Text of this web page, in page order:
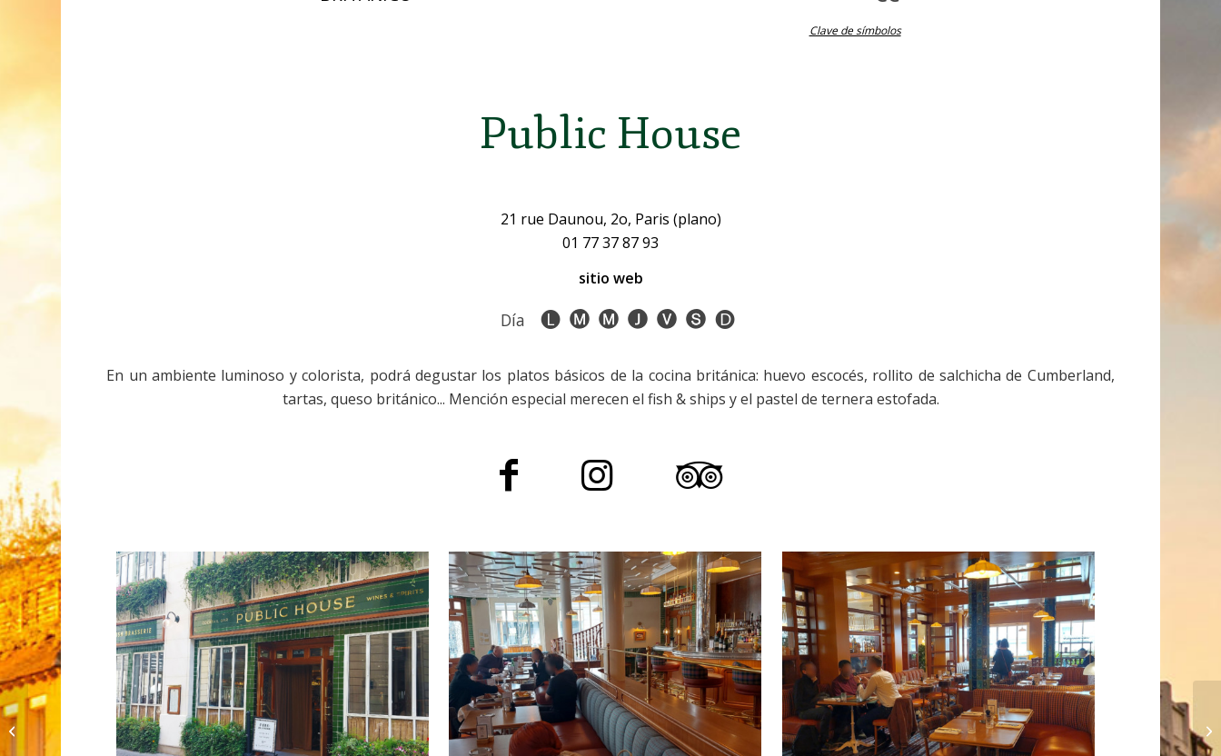
Clave de símbolos
Public House
21 rue Daunou, 2o, Paris (plano)
01 77 37 87 93
sitio web
Día
En un ambiente luminoso y colorista, podrá degustar los platos básicos de la cocina británica: huevo escocés, rollito de salchicha de Cumberland,
tartas, queso británico... Mención especial merecen el fish & ships y el pastel de ternera estofada.
Atelier Annam